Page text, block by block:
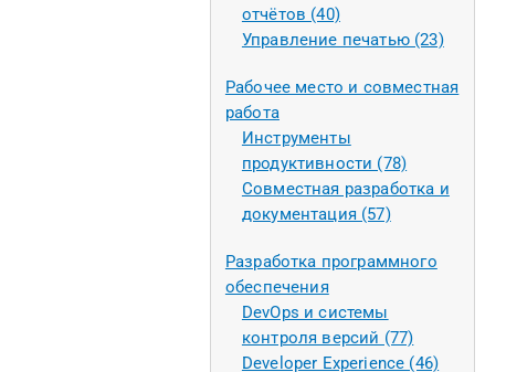
отчётов (40)
Управление печатью (23)
Рабочее место и совместная
работа
Инструменты
продуктивности (78)
Совместная разработка и
документация (57)
Разработка программного
обеспечения
DevOps и системы
контроля версий (77)
Developer Experience (46)